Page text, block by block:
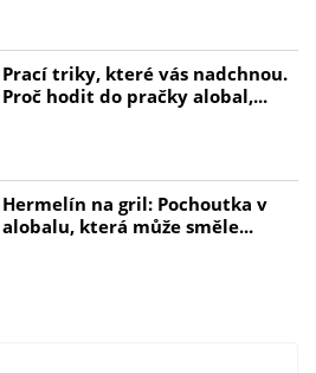
Prací triky, které vás nadchnou.
Proč hodit do pračky alobal,...
Hermelín na gril: Pochoutka v
alobalu, která může směle...